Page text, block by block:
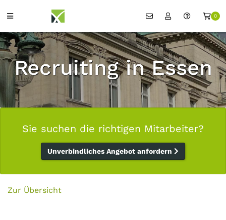
0
Recruiting in Essen
Sie suchen die richtigen Mitarbeiter?
Unverbindliches Angebot anfordern
Zur Übersicht